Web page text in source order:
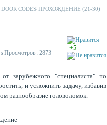
DOOR CODES ПРОХОЖДЕНИЕ (21-30)
+5
Просмотров: 2873
от зарубежного "специалиста" по
и усложнить задачу, избавив
разнообразие головоломок.